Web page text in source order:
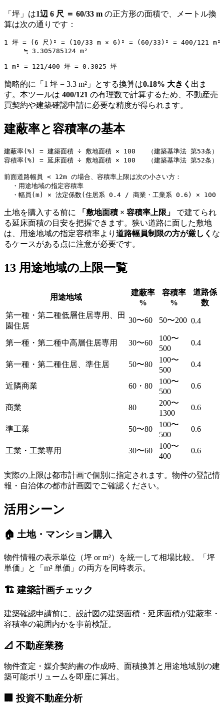
「坪」は1辺 6 尺 ＝ 60/33 m の正方形の面積で、メートル換
算は次の通りです：
1 坪 = (6 尺)² = (10/33 m × 6)² = (60/33)² = 400/121 m²
     ≒ 3.305785124 m²
1 m² = 121/400 坪 = 0.3025 坪
簡略的に「1 坪 = 3.3 m²」とする換算は0.18% 大きく 出ま
す。本ツールは 400/121 の有理数で計算するため、不動産売
買契約や建築確認申請に必要な精度が得られます。
建蔽率と容積率の基本
建蔽率(%) = 建築面積 ÷ 敷地面積 × 100   （建築基準法 第53条）
容積率(%) = 延床面積 ÷ 敷地面積 × 100   （建築基準法 第52条）
前面道路幅員 < 12m の場合、容積率上限は次の小さい方：
  ・用途地域の指定容積率
  ・幅員(m) × 法定係数(住居系 0.4 / 商業・工業系 0.6) × 100
土地を購入する前に 「敷地面積 × 容積率上限」
で建てられ
る延床面積の目安を把握できます。狭い道路に面した敷地
は、用途地域の指定容積率より 道路幅員制限の方が厳しく な
るケースがある点に注意が必要です。
13 用途地域の上限一覧
用途地域
建蔽率
%
容積率
%
道路係
数
第一種・第二種低層住居専用、田
園住居
30〜60 50〜200 0.4
第一種・第二種中高層住居専用 30〜60
100〜
500
0.4
第一種・第二種住居、準住居 50〜80
100〜
500
0.4
近隣商業 60・80
100〜
500
0.6
商業 80
200〜
1300
0.6
準工業 50〜80
100〜
500
0.6
工業・工業専用 30〜60
100〜
400
0.6
実際の上限は都市計画で個別に指定されます。物件の登記情
報・自治体の都市計画図でご確認ください。
活用シーン
🏠 土地・マンション購入
物件情報の表示単位（坪 or m²）を統一して相場比較。「坪
単価」と「m² 単価」の両方を同時表示。
🏗️ 建築計画チェック
建築確認申請前に、設計図の建築面積・延床面積が建蔽率・
容積率の範囲内かを事前検証。
📐 不動産業務
物件査定・媒介契約書の作成時、面積換算と用途地域別の建
築可能ボリュームを即座に算出。
🏢 投資不動産分析